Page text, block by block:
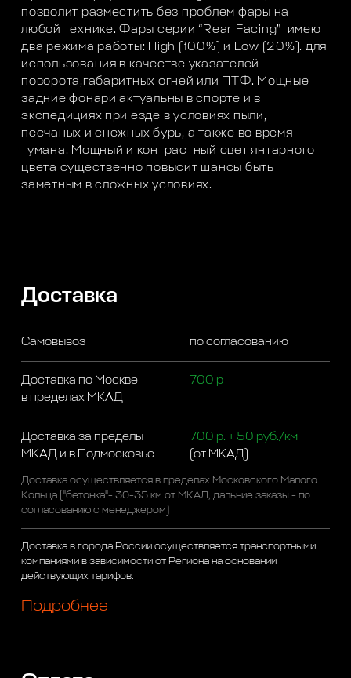
позволит разместить без проблем фары на
любой технике. Фары серии “Rear Facing” имеют
два режима работы: High (100%) и Low (20%). для
использования в качестве указателей
поворота,габаритных огней или ПТФ. Мощные
задние фонари актуальны в спорте и в
экспедициях при езде в условиях пыли,
песчаных и снежных бурь, а также во время
тумана. Мощный и контрастный свет янтарного
цвета существенно повысит шансы быть
заметным в сложных условиях.
Доставка
Самовывоз по согласованию
Доставка по Москве
в пределах МКАД
700 р
Доставка за пределы
МКАД и в Подмосковье
700 р. + 50 руб./км
(от МКАД)
Доставка осуществляется в пределах Московского Малого
Кольца ("бетонка"- 30-35 км от МКАД, дальние заказы - по
согласованию с менеджером)
Доставка в города России осуществляется транспортными
компаниями в зависимости от Региона на основании
действующих тарифов.
Подробнее